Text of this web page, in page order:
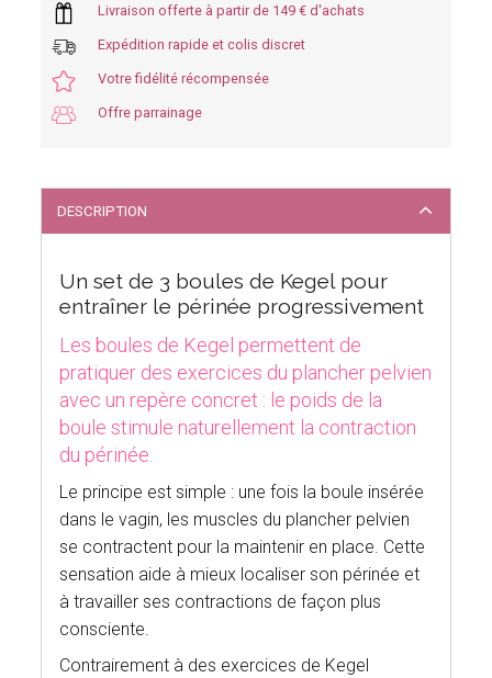
Livraison offerte à partir de 149 € d'achats
Expédition rapide et colis discret
Votre fidélité récompensée
Offre parrainage
DESCRIPTION
Un set de 3 boules de Kegel pour
entraîner le périnée progressivement
Les boules de Kegel permettent de
pratiquer des exercices du plancher pelvien
avec un repère concret : le poids de la
boule stimule naturellement la contraction
du périnée.
Le principe est simple : une fois la boule insérée
dans le vagin, les muscles du plancher pelvien
se contractent pour la maintenir en place. Cette
sensation aide à mieux localiser son périnée et
à travailler ses contractions de façon plus
consciente.
Contrairement à des exercices de Kegel